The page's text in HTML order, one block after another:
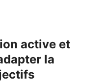
active et
la